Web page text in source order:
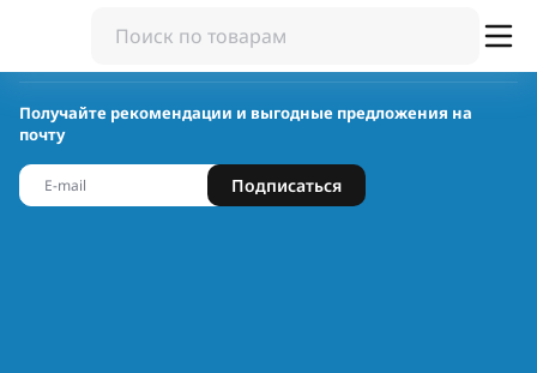
Получайте рекомендации и выгодные предложения на
почту
Подписаться